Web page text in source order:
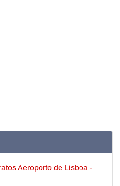
Aeroporto de Lisboa -